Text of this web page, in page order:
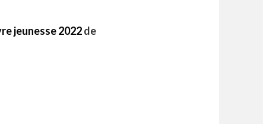
jeunesse 2022de